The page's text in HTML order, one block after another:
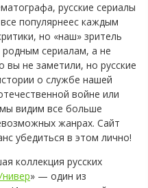
русские сериалы
популярнеес каждым
но «наш» зритель
сериалам, а не
не заметили, но русские
о службе нашей
войне или
видим все больше
жанрах. Сайт
убедиться в этом лично!
коллекция русских
» — один из